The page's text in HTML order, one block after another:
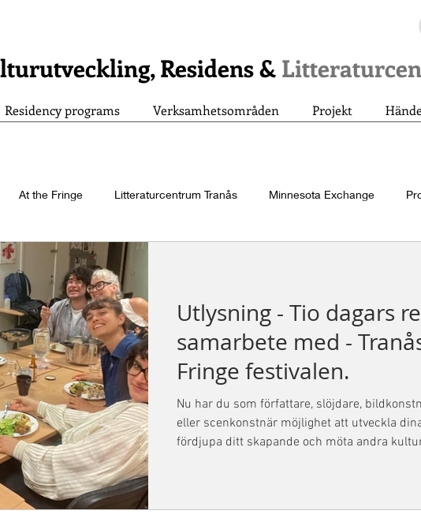
Residens &
Residency programs Verksamhetsområden Projekt
At the Fringe Litteraturcentrum Tranås Minnesota Exchange
letters Teckenspråkspoesi!
2023 Driva Händer på kultivera
Utlysning - Tio dagars
samarbete med -
Fringe festivalen.
Nu har du som författare, slöjdare,
eller scenkonstnär möjlighet att utveckla
fördjupa ditt skapande och möta andra